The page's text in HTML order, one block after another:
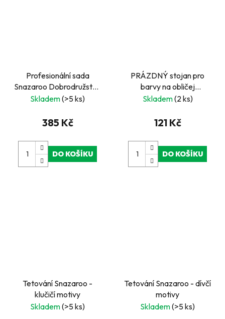
Profesionální sada
Snazaroo Dobrodružství-
Barvy na obličej pro děti,
Skladem(>5 ks)
385 Kč
DO KOŠÍKU
PRÁZDNÝ stojan pro
barvy na obličej
Snazaroo Halloween
Skladem(2 ks)
121 Kč
DO KOŠÍKU
Tetování Snazaroo -
klučičí motivy
Skladem(>5 ks)
Tetování Snazaroo - dívčí
motivy
Skladem(>5 ks)